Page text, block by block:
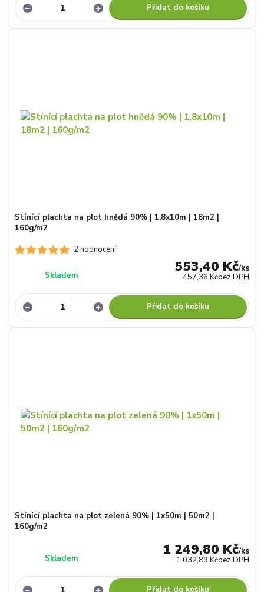
Přidat do košíku
2 hodnocení
Stínící plachta na plot hnědá 90% | 1,8x10m | 18m2 |
160g/m2
553,40 Kč/ks
457,36 Kčbez DPH
Skladem
Přidat do košíku
Stínící plachta na plot zelená 90% | 1x50m | 50m2 |
160g/m2
1 249,80 Kč/ks
1 032,89 Kčbez DPH
Skladem
Přidat do košíku